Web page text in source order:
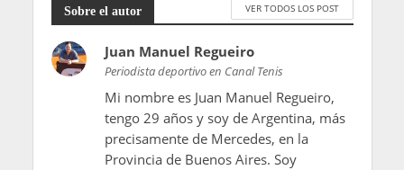
Sobre el autor VER TODOS LOS POST
Juan Manuel Regueiro
Periodista deportivo en Canal Tenis
Mi nombre es Juan Manuel Regueiro,
tengo 29 años y soy de Argentina, más
precisamente de Mercedes, en la
Provincia de Buenos Aires. Soy